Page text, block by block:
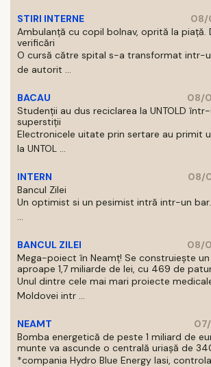
STIRI INTERNE
08/
Ambulanță cu copil bolnav, oprită la piață.
verificări
O cursă către spital s-a transformat intr-
de autorit ...
BACAU
08/
Studenții au dus reciclarea la UNTOLD
superstiții
Electronicele uitate prin sertare au primit
la UNTOL ...
INTERN
08/
Bancul Zilei
Un optimist si un pesimist intră intr-un bar.
...
BANCUL ZILEI
08/
Mega-poiect în Neamț! Se construiește
aproape 1,7 miliarde de lei, cu 469 de
Unul dintre cele mai mari proiecte
Moldovei intr ...
NEAMT
Bomba energetică de peste 1 miliard de
munte va ascunde o centrală uriașă de
*compania Hydro Blue Energy Iasi,